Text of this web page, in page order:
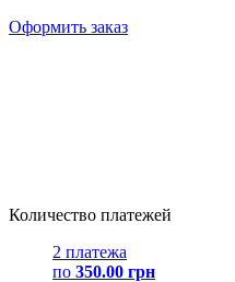
Оформить заказ
Количество платежей
2 платежа
по 350.00 грн